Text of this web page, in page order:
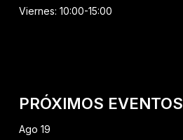
Viernes: 10:00-15:00
PRÓXIMOS EVENTOS
Ago 19